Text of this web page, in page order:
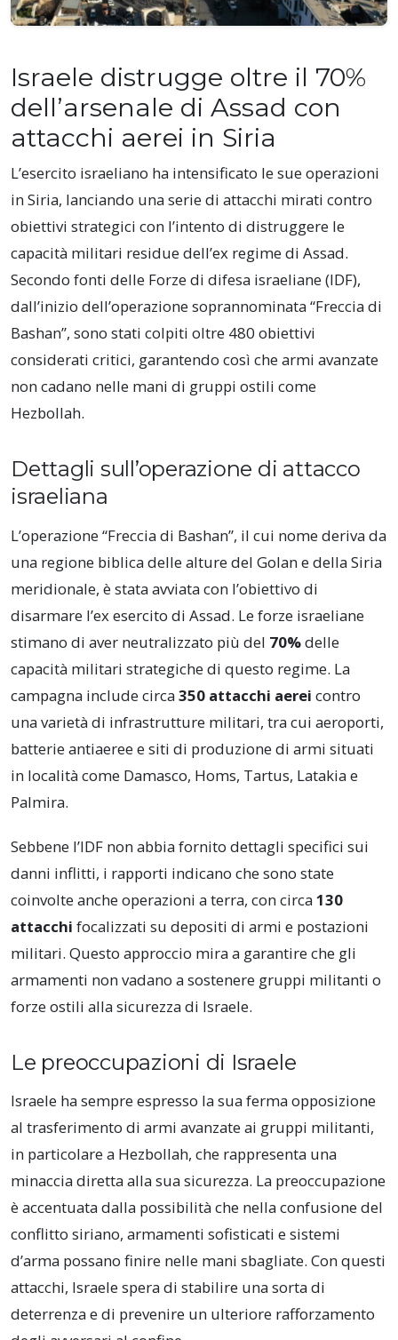
Israele distrugge oltre il 70%
dell’arsenale di Assad con
attacchi aerei in Siria
L’esercito israeliano ha intensificato le sue operazioni
in Siria, lanciando una serie di attacchi mirati contro
obiettivi strategici con l’intento di distruggere le
capacità militari residue dell’ex regime di Assad.
Secondo fonti delle Forze di difesa israeliane (IDF),
dall’inizio dell’operazione soprannominata “Freccia di
Bashan”, sono stati colpiti oltre 480 obiettivi
considerati critici, garantendo così che armi avanzate
non cadano nelle mani di gruppi ostili come
Hezbollah.
Dettagli sull’operazione di attacco
israeliana
L’operazione “Freccia di Bashan”, il cui nome deriva da
una regione biblica delle alture del Golan e della Siria
meridionale, è stata avviata con l’obiettivo di
disarmare l’ex esercito di Assad. Le forze israeliane
stimano di aver neutralizzato più del 70%delle
capacità militari strategiche di questo regime. La
campagna include circa350 attacchi aerei contro
una varietà di infrastrutture militari, tra cui aeroporti,
batterie antiaeree e siti di produzione di armi situati
in località come Damasco, Homs, Tartus, Latakia e
Palmira.
Sebbene l’IDF non abbia fornito dettagli specifici sui
danni inflitti, i rapporti indicano che sono state
coinvolte anche operazioni a terra, con circa130
attacchi focalizzati su depositi di armi e postazioni
militari. Questo approccio mira a garantire che gli
armamenti non vadano a sostenere gruppi militanti o
forze ostili alla sicurezza di Israele.
Le preoccupazioni di Israele
Israele ha sempre espresso la sua ferma opposizione
al trasferimento di armi avanzate ai gruppi militanti,
in particolare a Hezbollah, che rappresenta una
minaccia diretta alla sua sicurezza. La preoccupazione
è accentuata dalla possibilità che nella confusione del
conflitto siriano, armamenti sofisticati e sistemi
d’arma possano finire nelle mani sbagliate. Con questi
attacchi, Israele spera di stabilire una sorta di
deterrenza e di prevenire un ulteriore rafforzamento